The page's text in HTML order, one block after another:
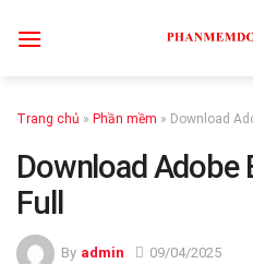
Trang chủ » Phần mềm » Download
Download Adobe
Full
By admin 09/04/2025